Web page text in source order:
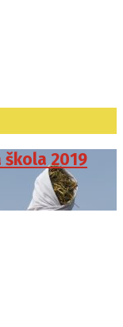
škola 2019